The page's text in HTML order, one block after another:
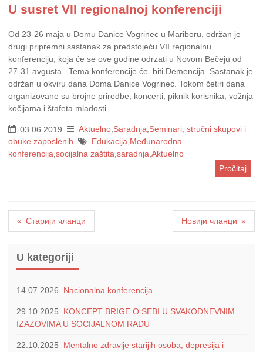
U kategoriji
14.07.2026 Nacionalna konferencija
29.10.2025
KONCEPT BRIGE O SEBI U SVAKODNEVNIM
IZAZOVIMA U SOCIJALNOM RADU
22.10.2025
Mentalno zdravlje starijih osoba, depresija i
U susret VII regionalnoj konferenciji
Od 23-26 maja u Domu Danice Vogrinec u Mariboru, održan je
drugi pripremni sastanak za predstojeću VII regionalnu
konferenciju, koja će se ove godine odrzati u Novom Bečeju od
27-31.avgusta. Tema konferencije će biti Demencija. Sastanak je
održan u okviru dana Doma Danice Vogrinec. Tokom četiri dana
organizovane su brojne priredbe, koncerti, piknik korisnika, vožnja
kočijama i štafeta mladosti.
03.06.2019 Aktuelno,Saradnja,Seminari, stručni skupovi i
obuke zaposlenih
Edukacija,Međunarodna
konferencija,socijalna zaštita,saradnja,Aktuelno
Pročitaj
Кретање
чланака
Старији чланци Новији чланци